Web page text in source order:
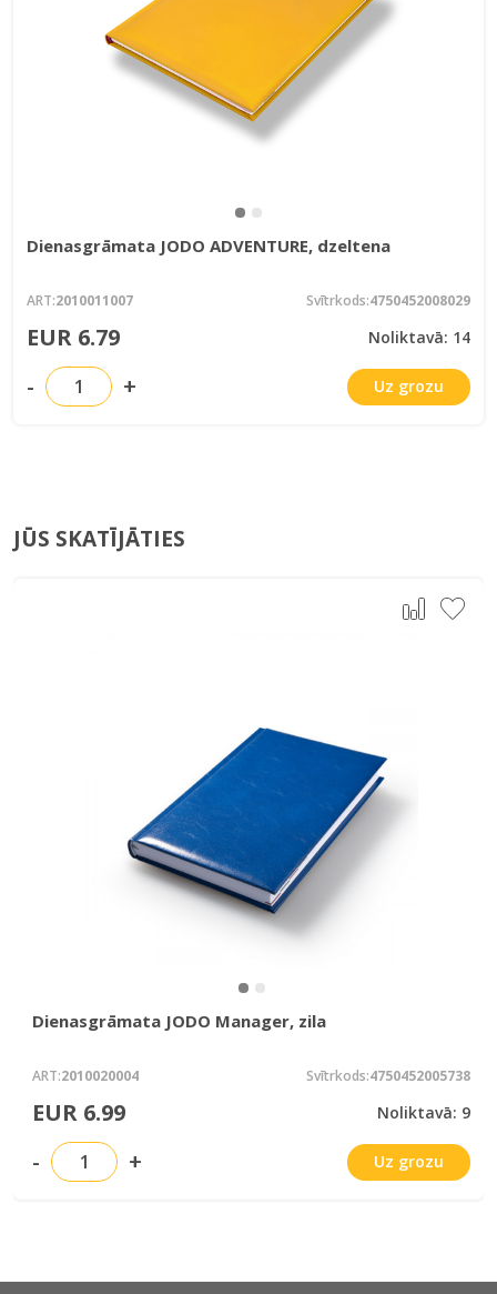
Dienasgrāmata JODO ADVENTURE, dzeltena
ART:2010011007 Svītrkods:4750452008029
EUR 6.79 Noliktavā: 14
- + Uz grozu
JŪS SKATĪJĀTIES
Dienasgrāmata JODO Manager, zila
ART:2010020004 Svītrkods:4750452005738
EUR 6.99 Noliktavā: 9
- + Uz grozu